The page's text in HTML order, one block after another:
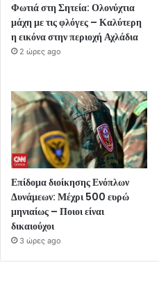
Φωτιά στη Σητεία: Ολονύχτια
μάχη με τις φλόγες – Καλύτερη
η εικόνα στην περιοχή Αχλάδια
2 ώρες ago
Επίδομα διοίκησης Ενόπλων
Δυνάμεων: Μέχρι 500 ευρώ
μηνιαίως – Ποιοι είναι
δικαιούχοι
3 ώρες ago